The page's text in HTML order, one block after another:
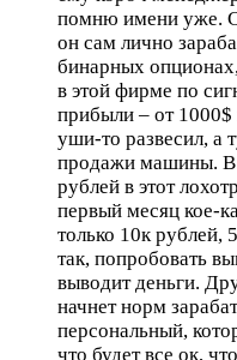
помню имени уже.
он сам лично
бинарных
в этой фирме по
прибыли – от
уши-то развесил, а
продажи машины. В
рублей в этот
первый месяц кое-
только 10к рублей,
так, попробовать
выводит деньги.
начнет норм
персональный,
что будет все ок,